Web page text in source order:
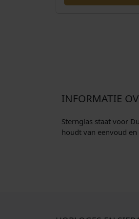
INFORMATIE
Sternglas staat voor
houdt van eenvoud en